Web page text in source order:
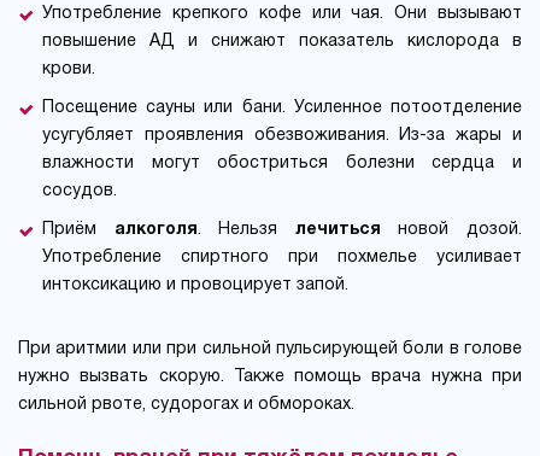
Употребление крепкого кофе или чая. Они вызывают
повышение АД и снижают показатель кислорода в
крови.
Посещение сауны или бани. Усиленное потоотделение
усугубляет проявления обезвоживания. Из-за жары и
влажности могут обостриться болезни сердца и
сосудов.
Приём алкоголя . Нельзя лечиться новой дозой.
Употребление спиртного при похмелье усиливает
интоксикацию и провоцирует запой.
При аритмии или при сильной пульсирующей боли в голове
нужно вызвать скорую. Также помощь врача нужна при
сильной рвоте, судорогах и обмороках.